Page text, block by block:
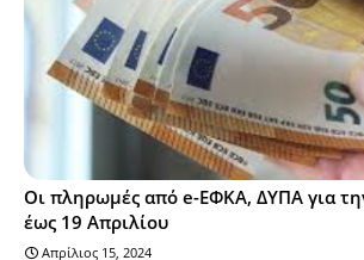
Οι πληρωμές από e-ΕΦΚΑ, ΔΥΠΑ για
έως 19 Απριλίου
Απρίλιος 15, 2024